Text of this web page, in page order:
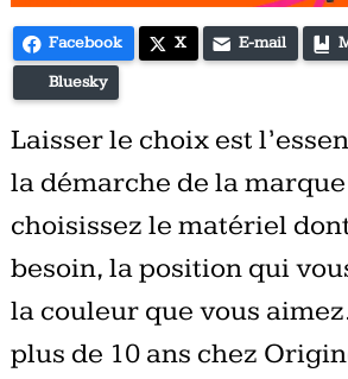
Facebook X E-mail
Bluesky
Laisser le choix est
la démarche de la
choisissez le matériel
besoin, la position qui
la couleur que vous
plus de 10 ans chez